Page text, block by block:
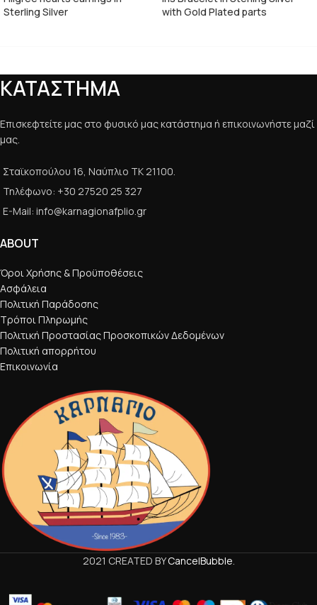
Sterling Silver
with Gold Plated parts
ΚΑΤΑΣΤΗΜΑ
Επισκεφτείτε μας στο φυσικό μας κατάστημα ή επικοινωνήστε μαζί
μας.
Σταϊκοπούλου 16, Ναύπλιο ΤΚ 21100.
Τηλέφωνο: +30 27520 25 327
E-Mail: info@karnagionafplio.gr
ABOUT
Όροι Χρήσης & Προϋποθέσεις
Ασφάλεια
Πολιτική Παράδοσης
Τρόποι Πληρωμής
Πολιτική Προστασίας Προσκοπικών Δεδομένων
Πολιτική απορρήτου
Επικοινωνία
2021 CREATED BYCancelBubble.